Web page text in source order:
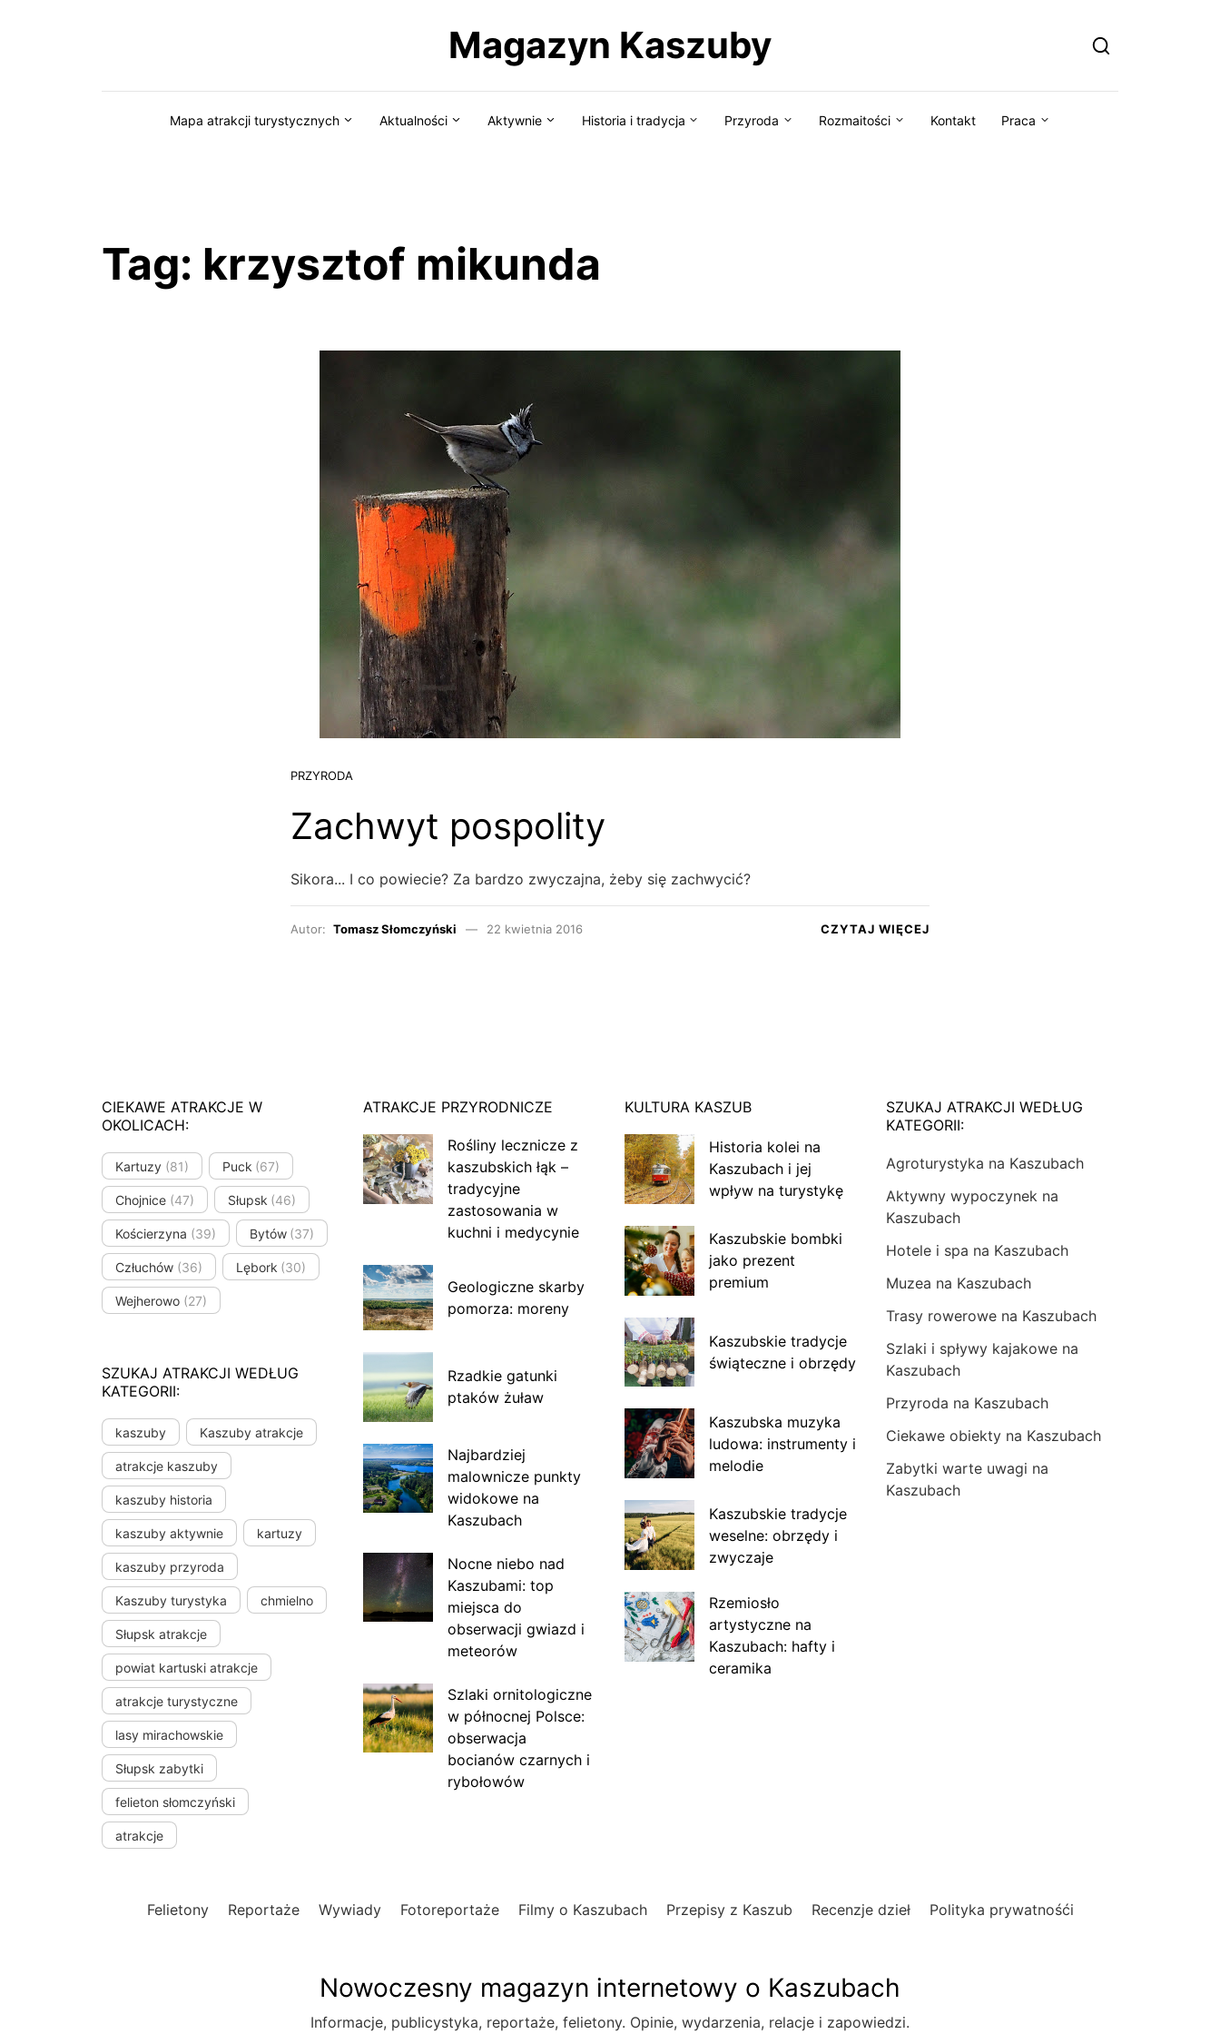
Magazyn Kaszuby
Mapa atrakcji turystycznych Aktualności Aktywnie Historia i tradycja Przyroda Rozmaitości Kontakt Praca
Tag: krzysztof mikunda
PRZYRODA
Zachwyt pospolity
Sikora... I co powiecie? Za bardzo zwyczajna, żeby się zachwycić?
Autor: Tomasz Słomczyński 22 kwietnia 2016 CZYTAJ WIĘCEJ
CIEKAWE ATRAKCJE W
OKOLICACH:
Kartuzy (81) Puck (67)
Chojnice (47) Słupsk (46)
Kościerzyna (39) Bytów (37)
Człuchów (36) Lębork (30)
Wejherowo (27)
SZUKAJ ATRAKCJI WEDŁUG
KATEGORII:
kaszuby Kaszuby atrakcje
atrakcje kaszuby
kaszuby historia
kaszuby aktywnie kartuzy
kaszuby przyroda
Kaszuby turystyka chmielno
Słupsk atrakcje
powiat kartuski atrakcje
atrakcje turystyczne
lasy mirachowskie
Słupsk zabytki
felieton słomczyński
atrakcje
ATRAKCJE PRZYRODNICZE
Rośliny lecznicze z
kaszubskich łąk –
tradycyjne
zastosowania w
kuchni i medycynie
Geologiczne skarby
pomorza: moreny
Rzadkie gatunki
ptaków żuław
Najbardziej
malownicze punkty
widokowe na
Kaszubach
Nocne niebo nad
Kaszubami: top
miejsca do
obserwacji gwiazd i
meteorów
Szlaki ornitologiczne
w północnej Polsce:
obserwacja
bocianów czarnych i
rybołowów
KULTURA KASZUB
Historia kolei na
Kaszubach i jej
wpływ na turystykę
Kaszubskie bombki
jako prezent
premium
Kaszubskie tradycje
świąteczne i obrzędy
Kaszubska muzyka
ludowa: instrumenty i
melodie
Kaszubskie tradycje
weselne: obrzędy i
zwyczaje
Rzemiosło
artystyczne na
Kaszubach: hafty i
ceramika
SZUKAJ ATRAKCJI WEDŁUG
KATEGORII:
Agroturystyka na Kaszubach
Aktywny wypoczynek na
Kaszubach
Hotele i spa na Kaszubach
Muzea na Kaszubach
Trasy rowerowe na Kaszubach
Szlaki i spływy kajakowe na
Kaszubach
Przyroda na Kaszubach
Ciekawe obiekty na Kaszubach
Zabytki warte uwagi na
Kaszubach
Felietony Reportaże Wywiady Fotoreportaże Filmy o Kaszubach Przepisy z Kaszub Recenzje dzieł Polityka prywatnośći
Nowoczesny magazyn internetowy o Kaszubach
Informacje, publicystyka, reportaże, felietony. Opinie, wydarzenia, relacje i zapowiedzi.